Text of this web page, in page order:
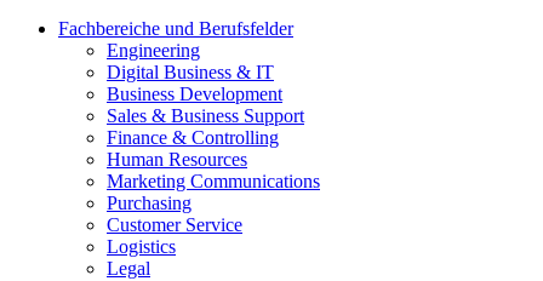
Fachbereiche und Berufsfelder
Engineering
Digital Business & IT
Business Development
Sales & Business Support
Finance & Controlling
Human Resources
Marketing Communications
Purchasing
Customer Service
Logistics
Legal